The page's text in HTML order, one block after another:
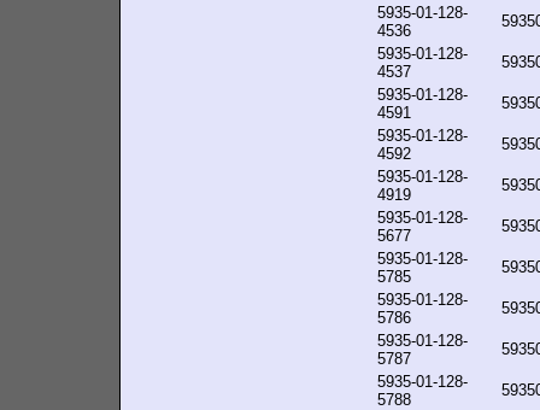
5935-01-128-
4536
5935-01-128-
4537
5935-01-128-
4591
5935-01-128-
4592
5935-01-128-
4919
5935-01-128-
5677
5935-01-128-
5785
5935-01-128-
5786
5935-01-128-
5787
5935-01-128-
5788